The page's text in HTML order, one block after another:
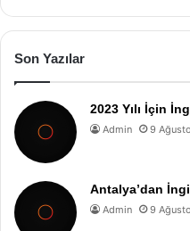
Son Yazılar
2023 Yılı İçin
Admin 9
Antalya’dan
Admin 9